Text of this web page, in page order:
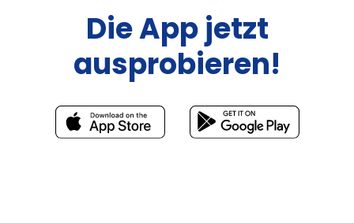
Die App jetzt
ausprobieren!